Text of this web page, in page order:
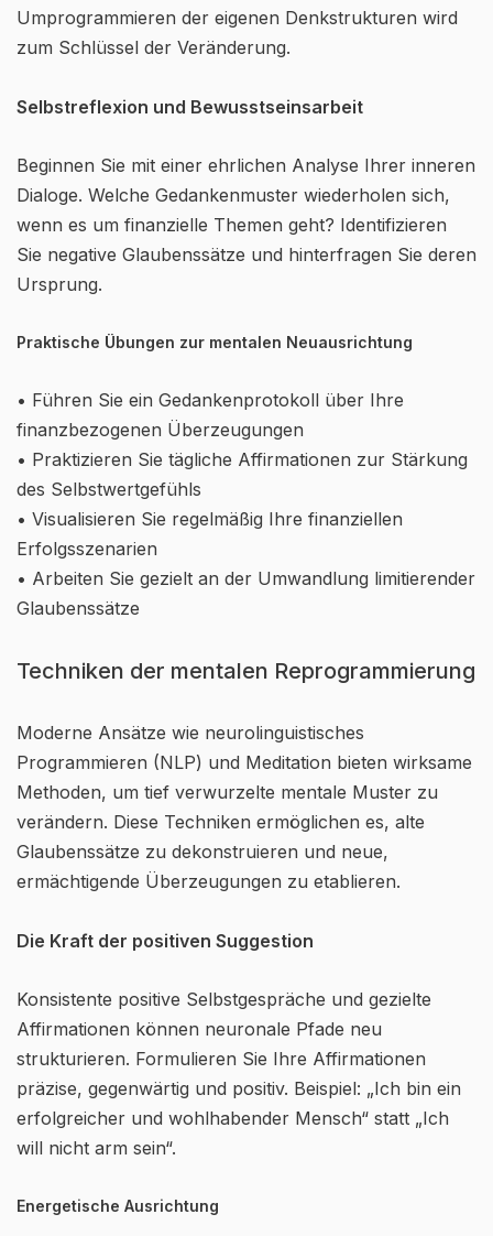
Umprogrammieren der eigenen Denkstrukturen wird
zum Schlüssel der Veränderung.
Selbstreflexion und Bewusstseinsarbeit
Beginnen Sie mit einer ehrlichen Analyse Ihrer inneren
Dialoge. Welche Gedankenmuster wiederholen sich,
wenn es um finanzielle Themen geht? Identifizieren
Sie negative Glaubenssätze und hinterfragen Sie deren
Ursprung.
Praktische Übungen zur mentalen Neuausrichtung
• Führen Sie ein Gedankenprotokoll über Ihre
finanzbezogenen Überzeugungen
• Praktizieren Sie tägliche Affirmationen zur Stärkung
des Selbstwertgefühls
• Visualisieren Sie regelmäßig Ihre finanziellen
Erfolgsszenarien
• Arbeiten Sie gezielt an der Umwandlung limitierender
Glaubenssätze
Techniken der mentalen Reprogrammierung
Moderne Ansätze wie neurolinguistisches
Programmieren (NLP) und Meditation bieten wirksame
Methoden, um tief verwurzelte mentale Muster zu
verändern. Diese Techniken ermöglichen es, alte
Glaubenssätze zu dekonstruieren und neue,
ermächtigende Überzeugungen zu etablieren.
Die Kraft der positiven Suggestion
Konsistente positive Selbstgespräche und gezielte
Affirmationen können neuronale Pfade neu
strukturieren. Formulieren Sie Ihre Affirmationen
präzise, gegenwärtig und positiv. Beispiel: „Ich bin ein
erfolgreicher und wohlhabender Mensch“ statt „Ich
will nicht arm sein“.
Energetische Ausrichtung